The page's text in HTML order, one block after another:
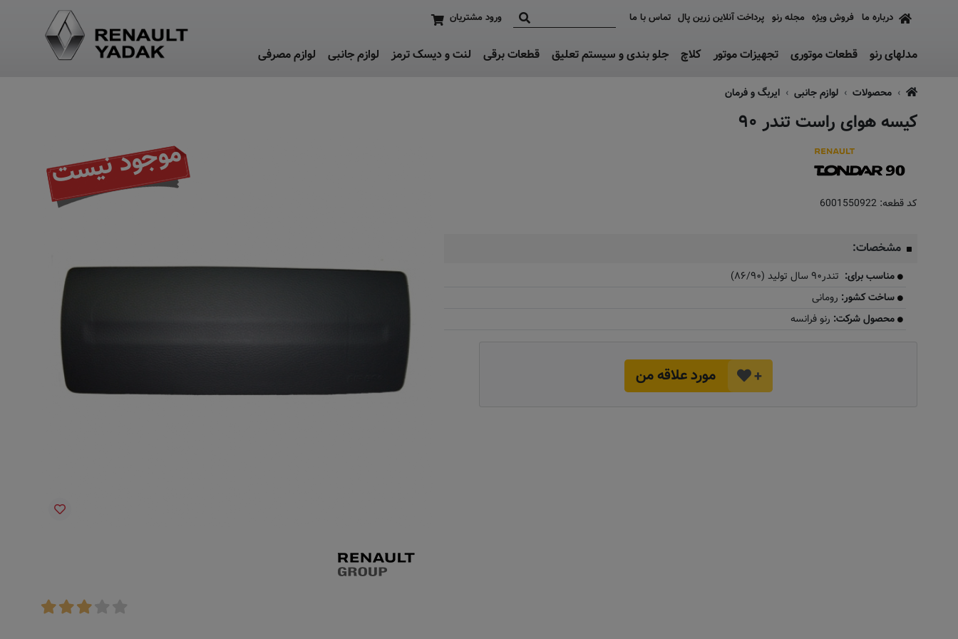
درباره ما فروش ویژه مجله رنو پرداخت آنلاین زرین پال تماس با ما ورود مشتریان
مدلهای رنو قطعات موتوری تجهیزات موتور کلاچ جلو بندی و سیستم تعلیق قطعات برقی لنت و دیسک ترمز لوازم جانبی لوازم مصرفی
محصولات لوازم جانبی ایربگ و فرمان
کیسه هوای راست تندر ۹۰
موجود نیست
کد قطعه: 6001550922
مشخصات:
مناسب برای: تندر۹۰ سال تولید (۸۶/۹۰)
ساخت کشور: رومانی
​​محصول شرکت: رنو فرانسه
+ مورد علاقه من